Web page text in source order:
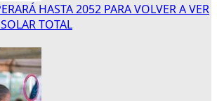
HASTA 2052 PARA VOLVER A VER
TOTAL